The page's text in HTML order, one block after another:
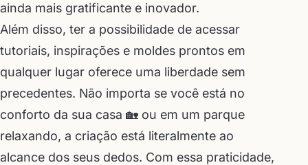
ainda mais gratificante e inovador.
Além disso, ter a possibilidade de acessar
tutoriais, inspirações e moldes prontos em
qualquer lugar oferece uma liberdade sem
precedentes. Não importa se você está no
conforto da sua casa 🏡 ou em um parque
relaxando, a criação está literalmente ao
alcance dos seus dedos. Com essa praticidade,